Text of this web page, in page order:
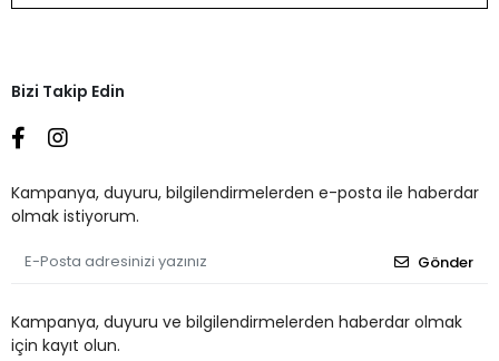
Bizi Takip Edin
Kampanya, duyuru, bilgilendirmelerden e-posta ile haberdar
olmak istiyorum.
Gönder
Kampanya, duyuru ve bilgilendirmelerden haberdar olmak
için kayıt olun.